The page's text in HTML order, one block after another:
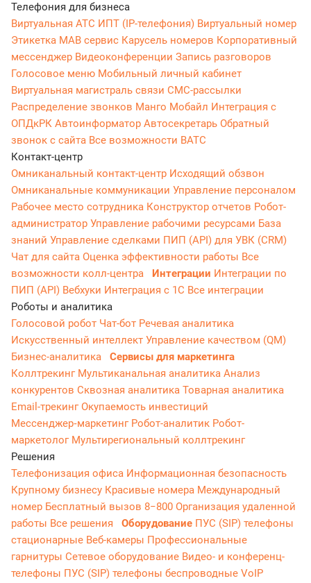
Телефония для бизнеса
Виртуальная АТС ИПТ (IP-телефония) Виртуальный номер
Этикетка МАВ сервис Карусель номеров Корпоративный
мессенджер Видеоконференции Запись разговоров
Голосовое меню Мобильный личный кабинет
Виртуальная магистраль связи СМС-рассылки
Распределение звонков Манго Мобайл Интеграция с
ОПДкРК Автоинформатор Автосекретарь Обратный
звонок с сайта Все возможности ВАТС
Контакт-центр
Омниканальный контакт-центр Исходящий обзвон
Омниканальные коммуникации Управление персоналом
Рабочее место сотрудника Конструктор отчетов Робот-
администратор Управление рабочими ресурсами База
знаний Управление сделками ПИП (API) для УВК (CRM)
Чат для сайта Оценка эффективности работы Все
возможности колл-центра
Интеграции Интеграции по
ПИП (API) Вебхуки Интеграция с 1С Все интеграции
Роботы и аналитика
Голосовой робот Чат-бот Речевая аналитика
Искусственный интеллект Управление качеством (QM)
Бизнес-аналитика
Сервисы для маркетинга
Коллтрекинг Мультиканальная аналитика Анализ
конкурентов Сквозная аналитика Товарная аналитика
Email-трекингОкупаемость инвестиций
Мессенджер‑маркетинг Робот-аналитик Робот-
маркетолог Мультирегиональный коллтрекинг
Решения
Телефонизация офиса Информационная безопасность
Крупному бизнесу Красивые номера Международный
номер Бесплатный вызов 8−800 Организация удаленной
работы Все решения Оборудование ПУС (SIP) телефоны
стационарные Веб-камеры Профессиональные
гарнитуры Сетевое оборудование Видео- и конференц-
телефоны ПУС (SIP) телефоны беспроводные VoIP